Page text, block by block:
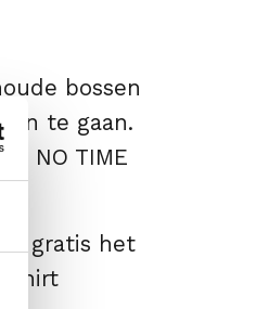
bossen
te gaan.
NO TIME
gratis het
shirt